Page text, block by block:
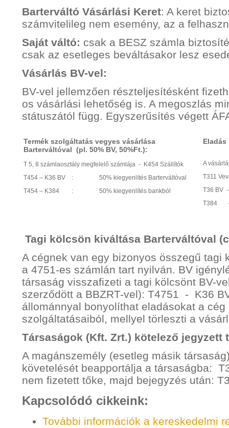
Barterváltó Vásárlási Keret: A keret
számvitelileg nem esemény, az a
Saját váltó: csak a BESZ számla
csak az esetleges beváltásakor lesz
Vásárlás BV-vel:
BV-vel jellemzően részteljesítésként
os vásárlási lehetőség is. A megoszlás
státuszától függ. Egyszerűsítés végett
Termék szolgáltatás vegyes vásárlása
Barterváltóval (pl. 50% BV, 50%Ft.):
T 5, 8 számlaosztály megfelelő számlája - K454 Szállítók
T454 – K36 BV : 50% kiegyenlítés Barterváltóval
T454 – K384 : 50% kiegyenlítés bankból
A
T311
T36
T384 -
Tagi kölcsön kiváltása Barterváltóval
A cégnek van egy bizonyos összegű tagi
a 4751-es számlán tart nyilván. BV
társaság visszafizeti a tagi kölcsönt BV-
szerződött a BBZRT-vel): T4751 - K36
állománnyal bonyolíthat eladásokat a cég
szolgáltatásaiból, mellyel törleszti a
Társaságok (Kft. Zrt.) kötelező jegyzett
A magánszemély (esetleg másik
követelését beapportálja a társaságba:
nem fizetett tőke, majd bejegyzés után:
Kapcsolódó cikkeink:
További információk a kereskedelmi